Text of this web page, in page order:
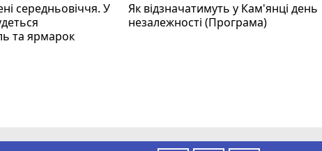
середньовіччя. У
та ярмарок
Як відзначатимуть у Кам'янці день
незалежності (Програма)